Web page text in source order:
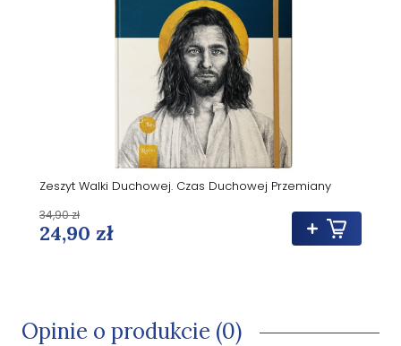
Zeszyt Walki Duchowej. Czas Duchowej Przemiany
24,90 zł
34,90 zł
Opinie o produkcie (0)